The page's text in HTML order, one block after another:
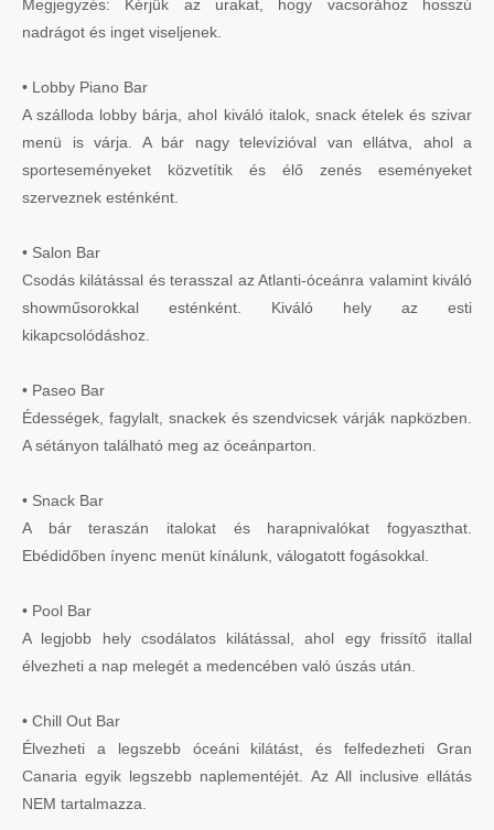
Megjegyzés: Kérjük az urakat, hogy vacsorához hosszú
nadrágot és inget viseljenek.
• Lobby Piano Bar
A szálloda lobby bárja, ahol kiváló italok, snack ételek és szivar
menü is várja. A bár nagy televízióval van ellátva, ahol a
sporteseményeket közvetítik és élő zenés eseményeket
szerveznek esténként.
• Salon Bar
Csodás kilátással és terasszal az Atlanti-óceánra valamint kiváló
showműsorokkal esténként. Kiváló hely az esti
kikapcsolódáshoz.
• Paseo Bar
Édességek, fagylalt, snackek és szendvicsek várják napközben.
A sétányon található meg az óceánparton.
• Snack Bar
A bár teraszán italokat és harapnivalókat fogyaszthat.
Ebédidőben ínyenc menüt kínálunk, válogatott fogásokkal.
• Pool Bar
A legjobb hely csodálatos kilátással, ahol egy frissítő itallal
élvezheti a nap melegét a medencében való úszás után.
• Chill Out Bar
Élvezheti a legszebb óceáni kilátást, és felfedezheti Gran
Canaria egyik legszebb naplementéjét. Az All inclusive ellátás
NEM tartalmazza.